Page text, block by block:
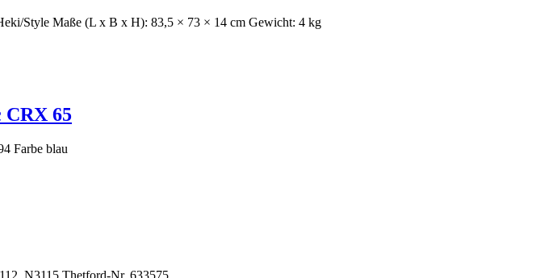
Style Maße (L x B x H): 83,5 × 73 × 14 cm Gewicht: 4 kg
65
Farbe blau
N3115 Thetford-Nr. 633575